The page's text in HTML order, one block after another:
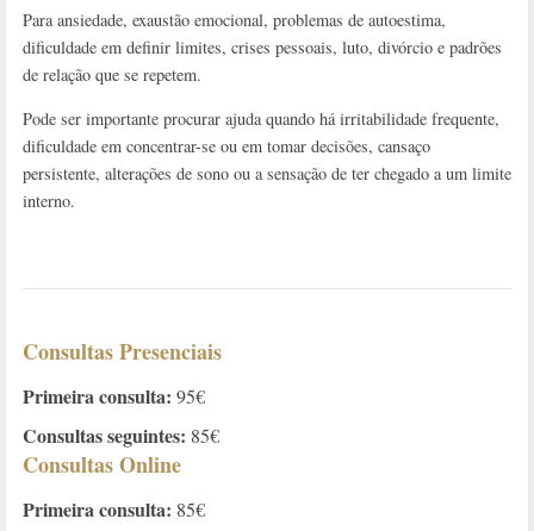
Para ansiedade, exaustão emocional, problemas de autoestima,
dificuldade em definir limites, crises pessoais, luto, divórcio e padrões
de relação que se repetem.
Pode ser importante procurar ajuda quando há irritabilidade frequente,
dificuldade em concentrar-se ou em tomar decisões, cansaço
persistente, alterações de sono ou a sensação de ter chegado a um limite
interno.
Consultas Presenciais
Primeira consulta: 95€
Consultas seguintes: 85€
Consultas Online
Primeira consulta: 85€